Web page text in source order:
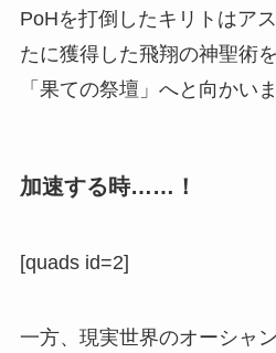
PoHを打倒したキリトはア
たに獲得した飛翔の神聖術
「果ての祭壇」へと向かいま
加速する時……！
[quads id=2]
一方、現実世界のオーシャ